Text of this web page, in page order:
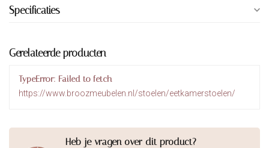
Specificaties
Gerelateerde producten
TypeError: Failed to fetch
https://www.broozmeubelen.nl/stoelen/eetkamerstoelen/
Heb je vragen over dit product?